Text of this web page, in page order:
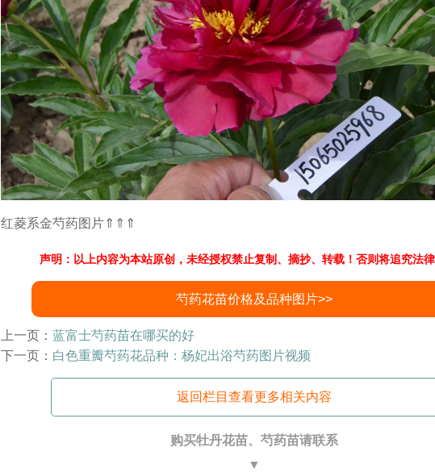
红菱系金芍药图片⇑⇑⇑
声明：以上内容为本站原创，未经授权禁止复制、摘抄、转载！否则将追究法
芍药花苗价格及品种图片>>
上一页：蓝富士芍药苗在哪买的好
下一页： 白色重瓣芍药花品种：杨妃出浴芍药图片视频
返回栏目查看更多相关内容
购买牡丹花苗、芍药苗请联系
▼